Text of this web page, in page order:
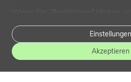
einverstanden und erlauben
Dritte weiterzugeben, etwa an
Marketingpartner. Falls Sie dem
beschränken wir uns auf die
diesem Fall sind unsere Inhalte
Einstellungen
Akzeptieren